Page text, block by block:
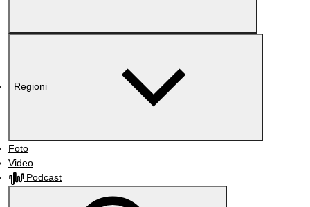
Regioni
Foto
Video
Podcast